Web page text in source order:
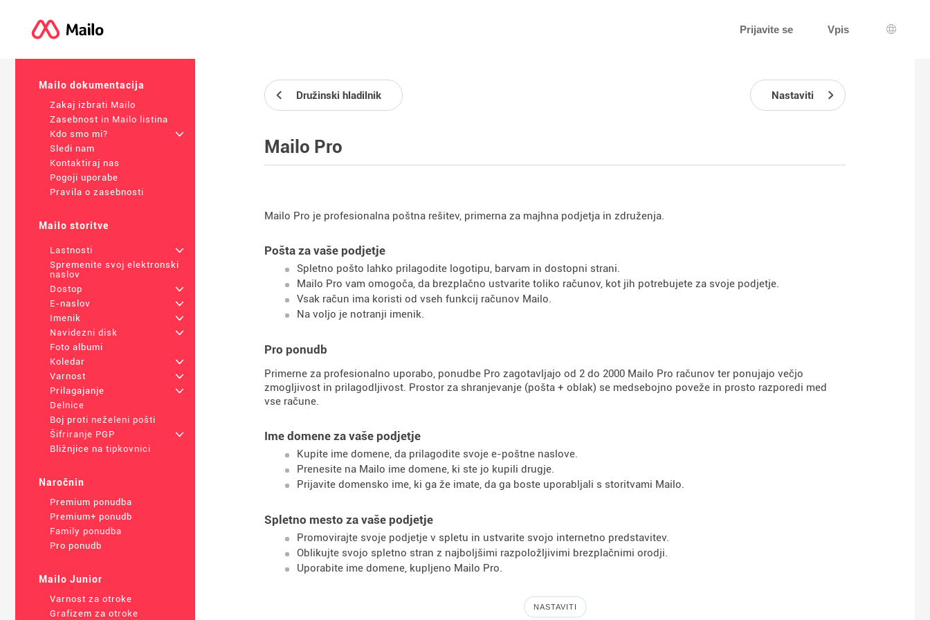
Prijavite se Vpis
Izbira
Mailo dokumentacija
Zakaj izbrati Mailo
Zasebnost in Mailo listina
Kdo smo mi?
+
Sledi nam
Kontaktiraj nas
Pogoji uporabe
Pravila o zasebnosti
Mailo storitve
Lastnosti
+
Spremenite svoj elektronski
naslov
Dostop
+
E-naslov
+
Imenik
+
Navidezni disk
+
Foto albumi
Koledar
+
Varnost
+
Prilagajanje
+
Delnice
Boj proti neželeni pošti
Šifriranje PGP
+
Bližnjice na tipkovnici
Naročnin
Premium ponudba
Premium+ ponudb
Family ponudba
Pro ponudb
Mailo Junior
Varnost za otroke
Grafizem za otroke
Družinski hladilnik Nastaviti
Mailo Pro
Mailo Pro je profesionalna poštna rešitev, primerna za majhna podjetja in združenja.
Pošta za vaše podjetje
Spletno pošto lahko prilagodite logotipu, barvam in dostopni strani.
Mailo Pro vam omogoča, da brezplačno ustvarite toliko računov, kot jih potrebujete za svoje podjetje.
Vsak račun ima koristi od vseh funkcij računov Mailo.
Na voljo je notranji imenik.
Pro ponudb
Primerne za profesionalno uporabo, ponudbe Pro zagotavljajo od 2 do 2000 Mailo Pro računov ter ponujajo večjo
zmogljivost in prilagodljivost. Prostor za shranjevanje (pošta + oblak) se medsebojno poveže in prosto razporedi med
vse račune.
Ime domene za vaše podjetje
Kupite ime domene, da prilagodite svoje e-poštne naslove.
Prenesite na Mailo ime domene, ki ste jo kupili drugje.
Prijavite domensko ime, ki ga že imate, da ga boste uporabljali s storitvami Mailo.
Spletno mesto za vaše podjetje
Promovirajte svoje podjetje v spletu in ustvarite svojo internetno predstavitev.
Oblikujte svojo spletno stran z najboljšimi razpoložljivimi brezplačnimi orodji.
Uporabite ime domene, kupljeno Mailo Pro.
NASTAVITI